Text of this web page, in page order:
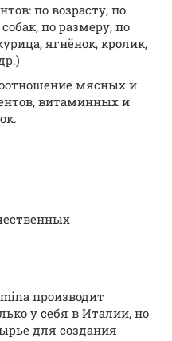
по возрасту, по
по размеру, по
ягнёнок, кролик,
мясных и
витаминных и
производит
у себя в Италии, но
для создания